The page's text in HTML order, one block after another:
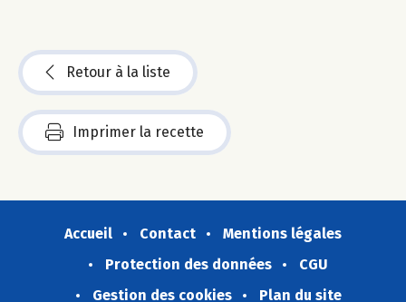
Retour à la liste
Imprimer la recette
Accueil Contact
Mentions légales
Protection des données
CGU
Gestion des cookies
Plan du site